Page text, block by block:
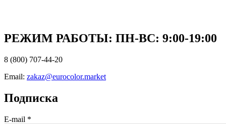
РЕЖИМ РАБОТЫ: ПН-ВC: 9:00-19:00
8 (800) 707-44-20
Email: zakaz@eurocolor.market
Подписка
E-mail *